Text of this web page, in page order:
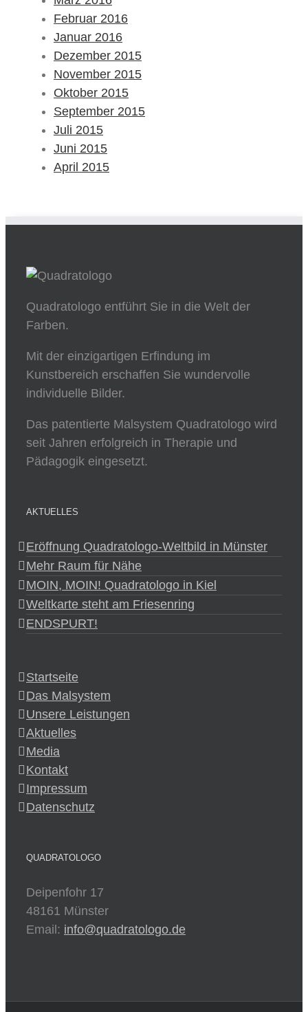
Februar 2016
Januar 2016
Dezember 2015
November 2015
Oktober 2015
September 2015
Juli 2015
Juni 2015
April 2015
Quadratologo entführt Sie in die Welt der
Farben.
Mit der einzigartigen Erfindung im
Kunstbereich erschaffen Sie wundervolle
individuelle Bilder.
Das patentierte Malsystem Quadratologo wird
seit Jahren erfolgreich in Therapie und
Pädagogik eingesetzt.
AKTUELLES
Eröffnung Quadratologo-Weltbild in Münster
Mehr Raum für Nähe
MOIN, MOIN! Quadratologo in Kiel
Weltkarte steht am Friesenring
ENDSPURT!
Startseite
Das Malsystem
Unsere Leistungen
Aktuelles
Media
Kontakt
Impressum
Datenschutz
QUADRATOLOGO
Deipenfohr 17
48161 Münster
Email: info@quadratologo.de